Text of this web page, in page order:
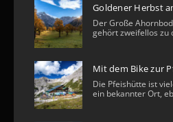
Goldener Herbst
Der Große
gehört zweifellos zu
Mit dem Bike zur
Die Pfeishütte ist
ein bekannter Ort,